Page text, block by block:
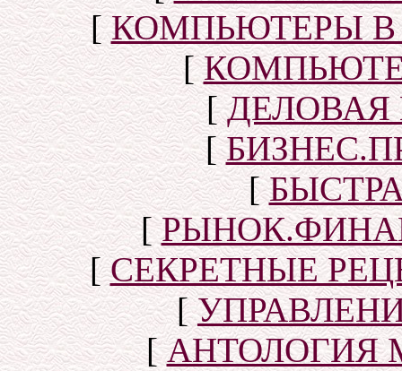
[КОМПЬЮТЕРЫ В
[
[
[
[
[
[СЕКРЕТНЫЕ
[
[АНТОЛОГИЯ